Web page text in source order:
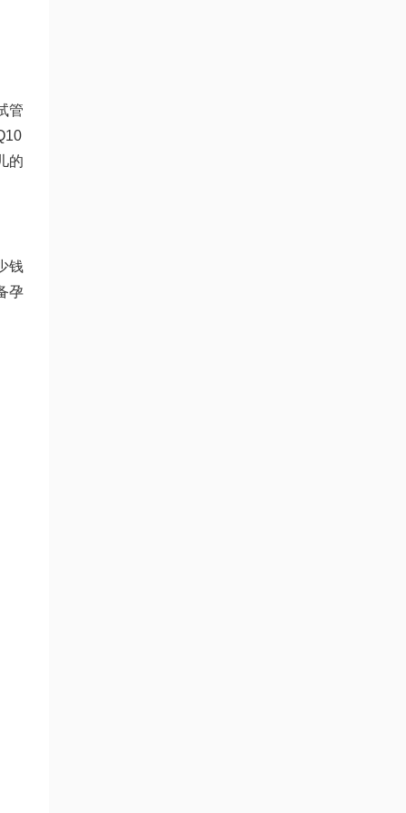
管
的
钱
孕